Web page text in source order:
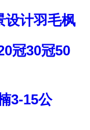
设计羽毛枫
冠30冠50
3-15公